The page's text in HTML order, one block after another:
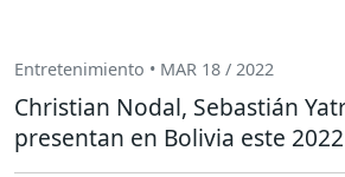
Entretenimiento • MAR 18 / 2022
Christian Nodal, Sebastián
presentan en Bolivia este 2022